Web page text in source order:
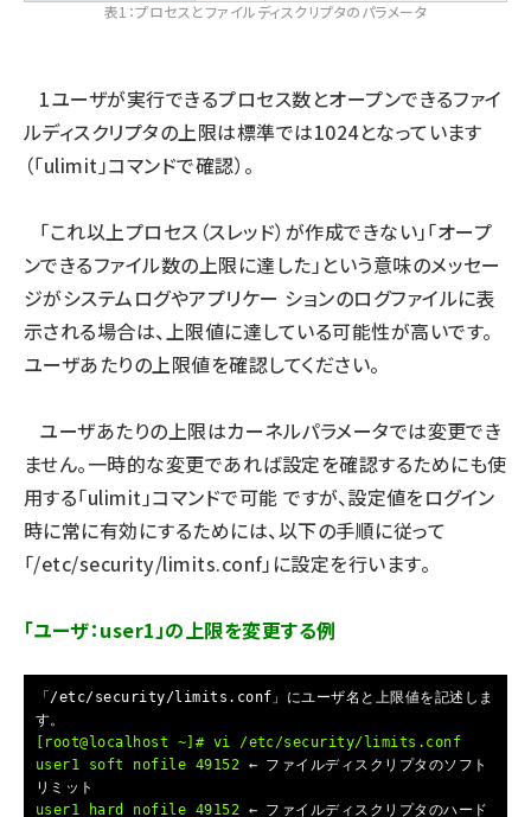
表1：プロセスとファイルディスクリプタのパラメータ
1ユーザが実行できるプロセス数とオープンできるファイ
ルディスクリプタの上限は標準では1024となっています
（「ulimit」コマンドで確認）。
「これ以上プロセス（スレッド）が作成できない」「オープ
ンできるファイル数の上限に達した」という意味のメッセー
ジがシステムログやアプリケー ションのログファイルに表
示される場合は、上限値に達している可能性が高いです。
ユーザあたりの上限値を確認してください。
ユーザあたりの上限はカーネルパラメータでは変更でき
ません。一時的な変更であれば設定を確認するためにも使
用する「ulimit」コマンドで可能 ですが、設定値をログイン
時に常に有効にするためには、以下の手順に従って
「/etc/security/limits.conf」に設定を行います。
「ユーザ：user1」の上限を変更する例
「/etc/security/limits.conf」にユーザ名と上限値を記述しま
す。
[root@localhost ~]# vi /etc/security/limits.conf
user1 soft nofile 49152 ← ファイルディスクリプタのソフト
リミット
user1 hard nofile 49152 ← ファイルディスクリプタのハード